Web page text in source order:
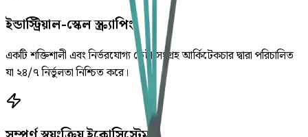
ইন্ডাস্ট্রিয়াল-স্কেল স্ক্র্যাপিং
একটি শক্তিশালী এবং নির্ভরযোগ্য ডেটা সংগ্রহ আর্কিটেকচার দ্বারা পরিচালিত
যা ২৪/৭ নির্ভুলতা নিশ্চিত করে।